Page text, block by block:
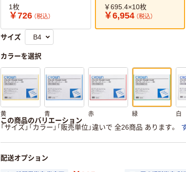
1枚
￥726 （税込）
￥695.4×10枚
￥6,954 （税込）
サイズ
カラーを選択
黄 青 赤 緑 白
この商品のバリエーション
「サイズ」「カラー」「販売単位」違いで 全26商品 あります。
配送オプション